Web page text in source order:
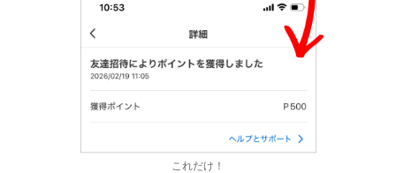
これだけ！